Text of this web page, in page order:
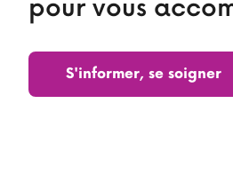
pour vous
S'informer, se soigner